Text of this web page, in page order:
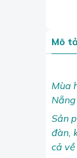
Mô
Mùa
Sản
đàn,
cả